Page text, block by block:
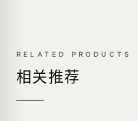
RELATED PRODUCTS
相关推荐